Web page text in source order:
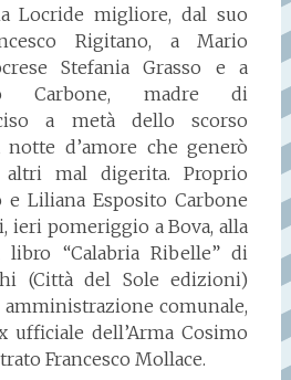
Locride migliore, dal suo
Rigitano, a Mario
Stefania Grasso e a
Carbone, madre di
a metà dello scorso
d’amore che generò
mal digerita. Proprio
e Liliana Esposito Carbone
ieri pomeriggio a Bova, alla
libro “Calabria Ribelle” di
(Città del Sole edizioni)
comunale,
ufficiale dell’Arma Cosimo
Francesco Mollace.